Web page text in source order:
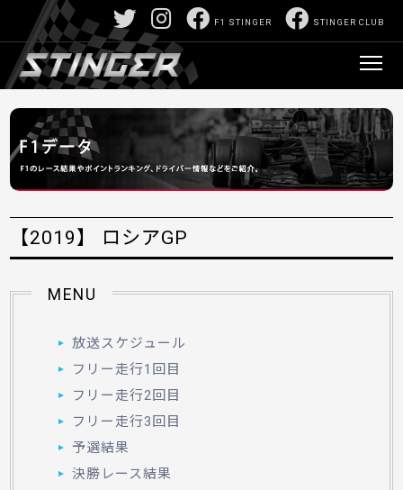
STINGER CLUB
F1 STINGER
【2019】 ロシアGP
MENU
放送スケジュール
フリー走行1回目
フリー走行2回目
フリー走行3回目
予選結果
決勝レース結果